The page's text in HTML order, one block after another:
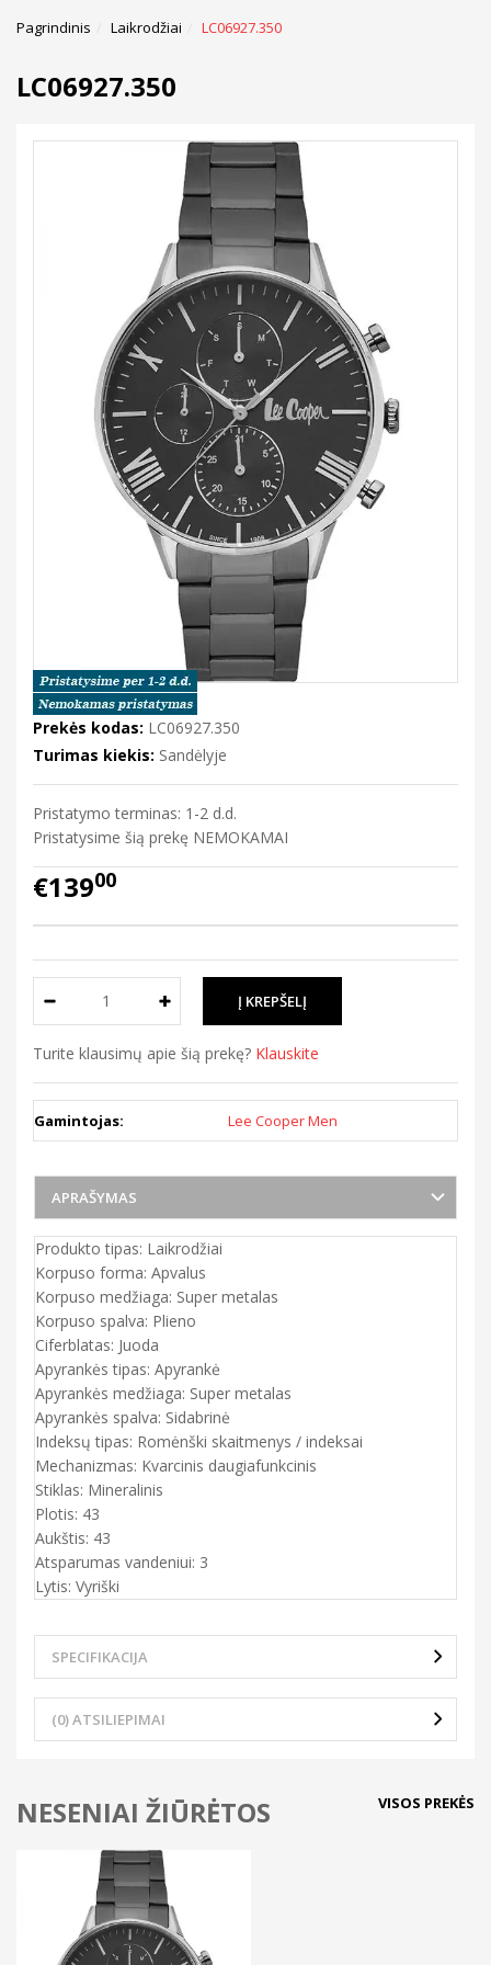
Pagrindinis Laikrodžiai LC06927.350
LC06927.350
Prekės kodas: LC06927.350
Turimas kiekis: Sandėlyje
Pristatymo terminas: 1-2 d.d.
Pristatysime šią prekę NEMOKAMAI
€13900
Turite klausimų apie šią prekę? Klauskite
Gamintojas: Lee Cooper Men
APRAŠYMAS
Produkto tipas: Laikrodžiai
Korpuso forma: Apvalus
Korpuso medžiaga: Super metalas
Korpuso spalva: Plieno
Ciferblatas: Juoda
Apyrankės tipas: Apyrankė
Apyrankės medžiaga: Super metalas
Apyrankės spalva: Sidabrinė
Indeksų tipas: Romėnški skaitmenys / indeksai
Mechanizmas: Kvarcinis daugiafunkcinis
Stiklas: Mineralinis
Plotis: 43
Aukštis: 43
Atsparumas vandeniui: 3
Lytis: Vyriški
SPECIFIKACIJA
(0) ATSILIEPIMAI
NESENIAI ŽIŪRĖTOS VISOS PREKĖS